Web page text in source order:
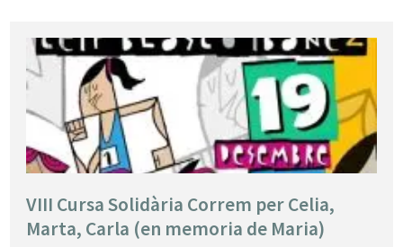
VIII Cursa Solidària Correm per Celia,
Marta, Carla (en memoria de Maria)